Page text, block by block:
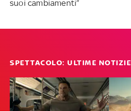
suoi cambiamenti”
SPETTACOLO: ULTIME NOTIZIE